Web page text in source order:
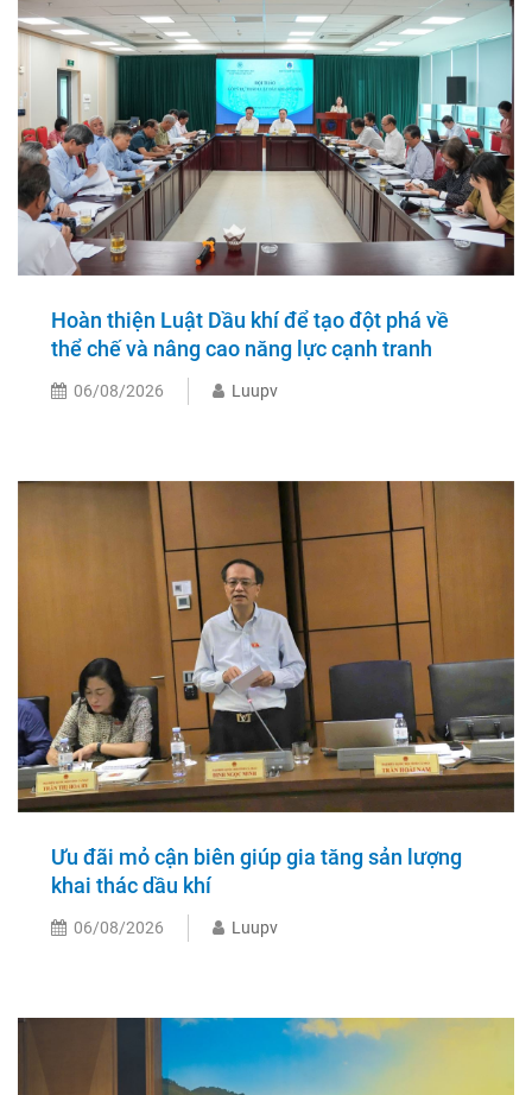
Hoàn thiện Luật Dầu khí để tạo đột phá về
thể chế và nâng cao năng lực cạnh tranh
06/08/2026 Luupv
Ưu đãi mỏ cận biên giúp gia tăng sản lượng
khai thác dầu khí
06/08/2026 Luupv